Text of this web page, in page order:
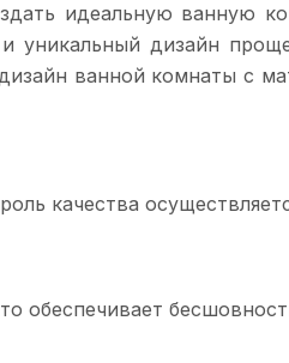
идеальную ванную
уникальный дизайн
ванной комнаты с
качества
обеспечивает